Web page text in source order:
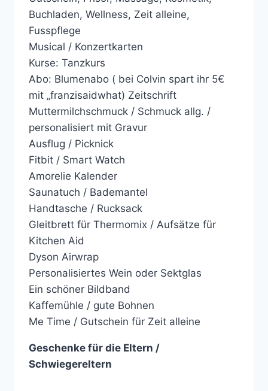
Buchladen, Wellness, Zeit alleine,
Fusspflege
Musical / Konzertkarten
Kurse: Tanzkurs
Abo: Blumenabo ( bei Colvin spart ihr 5€
mit „franzisaidwhat) Zeitschrift
Muttermilchschmuck / Schmuck allg. /
personalisiert mit Gravur
Ausflug / Picknick
Fitbit / Smart Watch
Amorelie Kalender
Saunatuch / Bademantel
Handtasche / Rucksack
Gleitbrett für Thermomix / Aufsätze für
Kitchen Aid
Dyson Airwrap
Personalisiertes Wein oder Sektglas
Ein schöner Bildband
Kaffemühle / gute Bohnen
Me Time / Gutschein für Zeit alleine
Geschenke für die Eltern /
Schwiegereltern